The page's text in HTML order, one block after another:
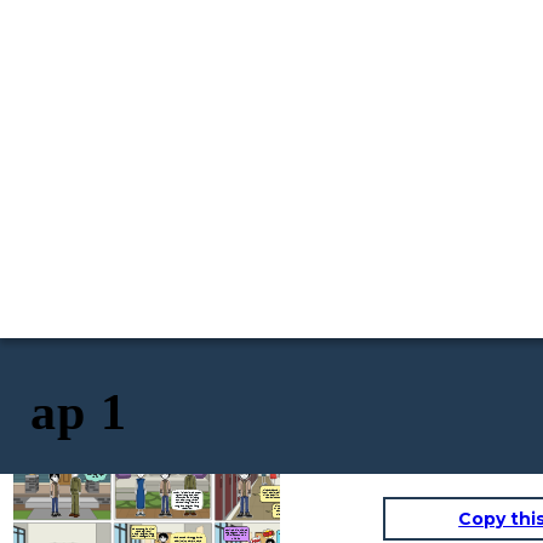
ap 1
Lumaki si Daniel sa puder
ng kaniyang ama na si
Arthur at ito ay isang
sundalo,Kung kaya't
takot siyang iladlald
kung ano ang kaniyang
kasarian.
ka rin
Hinahayaan na lamang
ito ni Daniel dajil alam
niya sa sarili niya 'di
naman ito totoo.
Simula't sapul pa lamang
ay marami na ang galit kay
Daniel dahil kilala siya
bilang mahusay na mag
Sa puntong ito hindi
na napigilan ni
Daniel ang kaniyang
Kahapon pa kayong ganyan
saakin.Sino ba kayo para
Dahil sa inis niya sa
pag sagot ni Daniel
ay ,sinambunutan
niya ito
Copy